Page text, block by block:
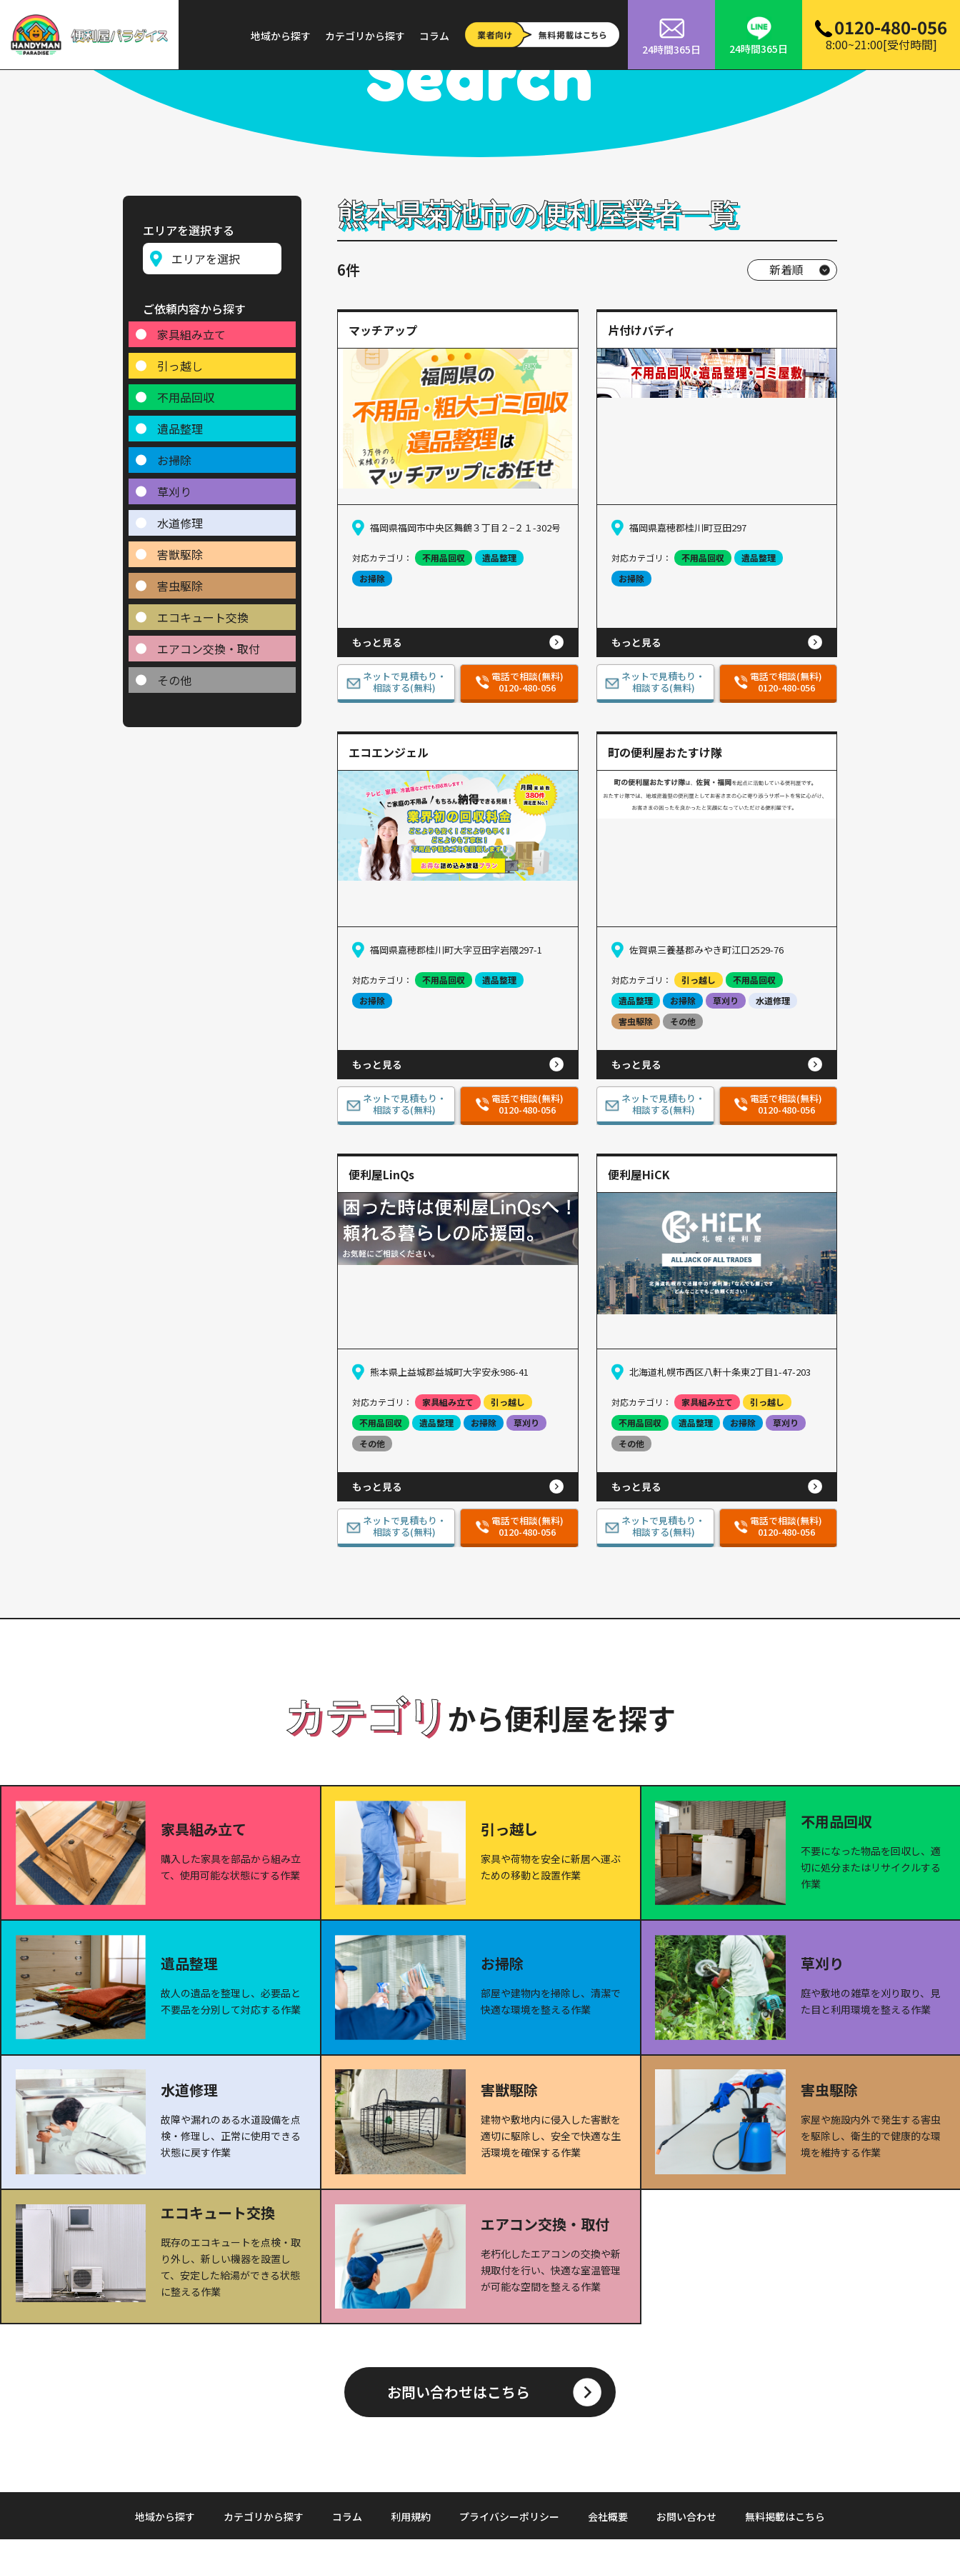
地域から探す カテゴリから探す
コラム
24時間365日
24時間365日
0120-480-056
8:00~21:00[受付時間]
Search
熊本県菊池市の便利屋業者一覧
6件
マッチアップ
福岡県福岡市中央区舞鶴３丁目２−２１-302号
対応カテゴリ： 不用品回収
遺品整理
お掃除
もっと見る
ネットで見積もり・
相談する(無料)
電話で相談(無料)
0120-480-056
片付けバディ
福岡県嘉穂郡桂川町豆田297
対応カテゴリ： 不用品回収
遺品整理
お掃除
もっと見る
ネットで見積もり・
相談する(無料)
電話で相談(無料)
0120-480-056
エコエンジェル
福岡県嘉穂郡桂川町大字豆田字岩隈297-1
対応カテゴリ： 不用品回収
遺品整理
お掃除
もっと見る
ネットで見積もり・
相談する(無料)
電話で相談(無料)
0120-480-056
町の便利屋おたすけ隊
佐賀県三養基郡みやき町江口2529-76
対応カテゴリ： 引っ越し
不用品回収
遺品整理
お掃除 草刈り
水道修理
害虫駆除
その他
もっと見る
ネットで見積もり・
相談する(無料)
電話で相談(無料)
0120-480-056
便利屋LinQs
熊本県上益城郡益城町大字安永986-41
対応カテゴリ： 家具組み立て
引っ越し
不用品回収
遺品整理 お掃除
草刈り
その他
もっと見る
ネットで見積もり・
相談する(無料)
電話で相談(無料)
0120-480-056
便利屋HiCK
北海道札幌市西区八軒十条東2丁目1-47-203
対応カテゴリ： 家具組み立て
引っ越し
不用品回収
遺品整理 お掃除
草刈り
その他
もっと見る
ネットで見積もり・
相談する(無料)
電話で相談(無料)
0120-480-056
エリアを選択する
ご依頼内容から探す
家具組み立て
引っ越し
不用品回収
遺品整理
お掃除
草刈り
水道修理
害獣駆除
害虫駆除
エコキュート交換
エアコン交換・取付
その他
カテゴリから便利屋を探す
家具組み立て
購入した家具を部品から組み立
て、使用可能な状態にする作業
引っ越し
家具や荷物を安全に新居へ運ぶ
ための移動と設置作業
不用品回収
不要になった物品を回収し、適
切に処分またはリサイクルする
作業
遺品整理
故人の遺品を整理し、必要品と
不要品を分別して対応する作業
お掃除
部屋や建物内を掃除し、清潔で
快適な環境を整える作業
草刈り
庭や敷地の雑草を刈り取り、見
た目と利用環境を整える作業
水道修理
故障や漏れのある水道設備を点
検・修理し、正常に使用できる
状態に戻す作業
害獣駆除
建物や敷地内に侵入した害獣を
適切に駆除し、安全で快適な生
活環境を確保する作業
害虫駆除
家屋や施設内外で発生する害虫
を駆除し、衛生的で健康的な環
境を維持する作業
エコキュート交換
既存のエコキュートを点検・取
り外し、新しい機器を設置し
て、安定した給湯ができる状態
に整える作業
エアコン交換・取付
老朽化したエアコンの交換や新
規取付を行い、快適な室温管理
が可能な空間を整える作業
お問い合わせはこちら
地域から探す カテゴリから探す コラム 利用規約 プライバシーポリシー 会社概要 お問い合わせ 無料掲載はこちら